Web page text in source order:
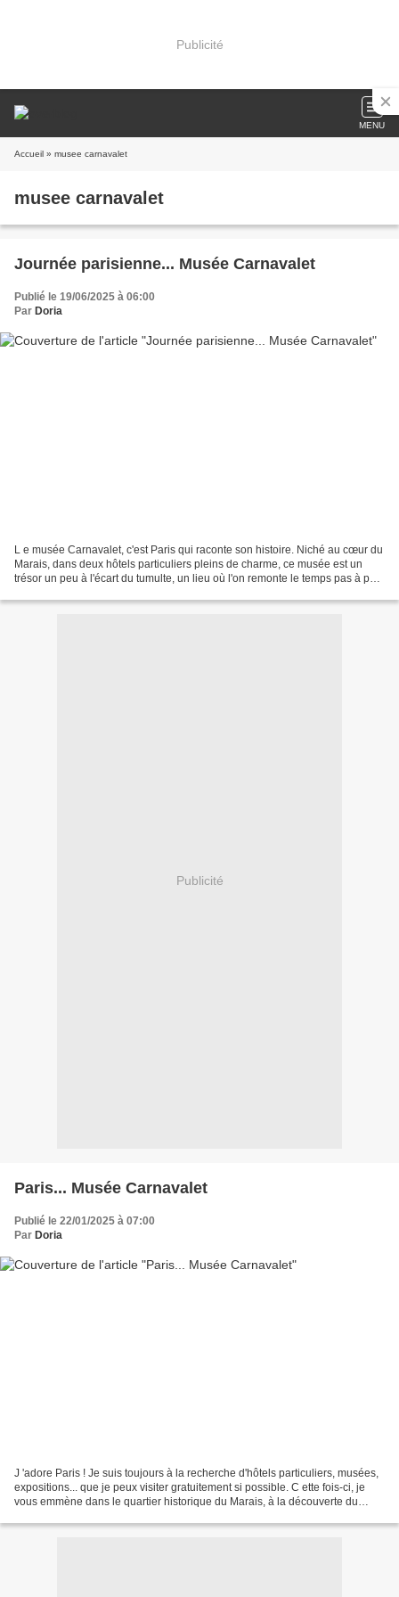
Publicité
MENU
Accueil » musee carnavalet
musee carnavalet
Journée parisienne... Musée Carnavalet
Publié le 19/06/2025 à 06:00
Par Doria
L e musée Carnavalet, c'est Paris qui raconte son histoire. Niché au cœur du
Marais, dans deux hôtels particuliers pleins de charme, ce musée est un
trésor un peu à l'écart du tumulte, un lieu où l'on remonte le temps pas à pas,
Publicité
Paris... Musée Carnavalet
Publié le 22/01/2025 à 07:00
Par Doria
J 'adore Paris ! Je suis toujours à la recherche d'hôtels particuliers, musées,
expositions... que je peux visiter gratuitement si possible. C ette fois-ci, je
vous emmène dans le quartier historique du Marais, à la découverte du